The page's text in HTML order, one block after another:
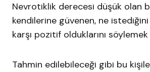
Nevrotiklik derecesi düşük olan
kendilerine güvenen, ne
karşı pozitif olduklarını
Tahmin edilebileceği gibi bu